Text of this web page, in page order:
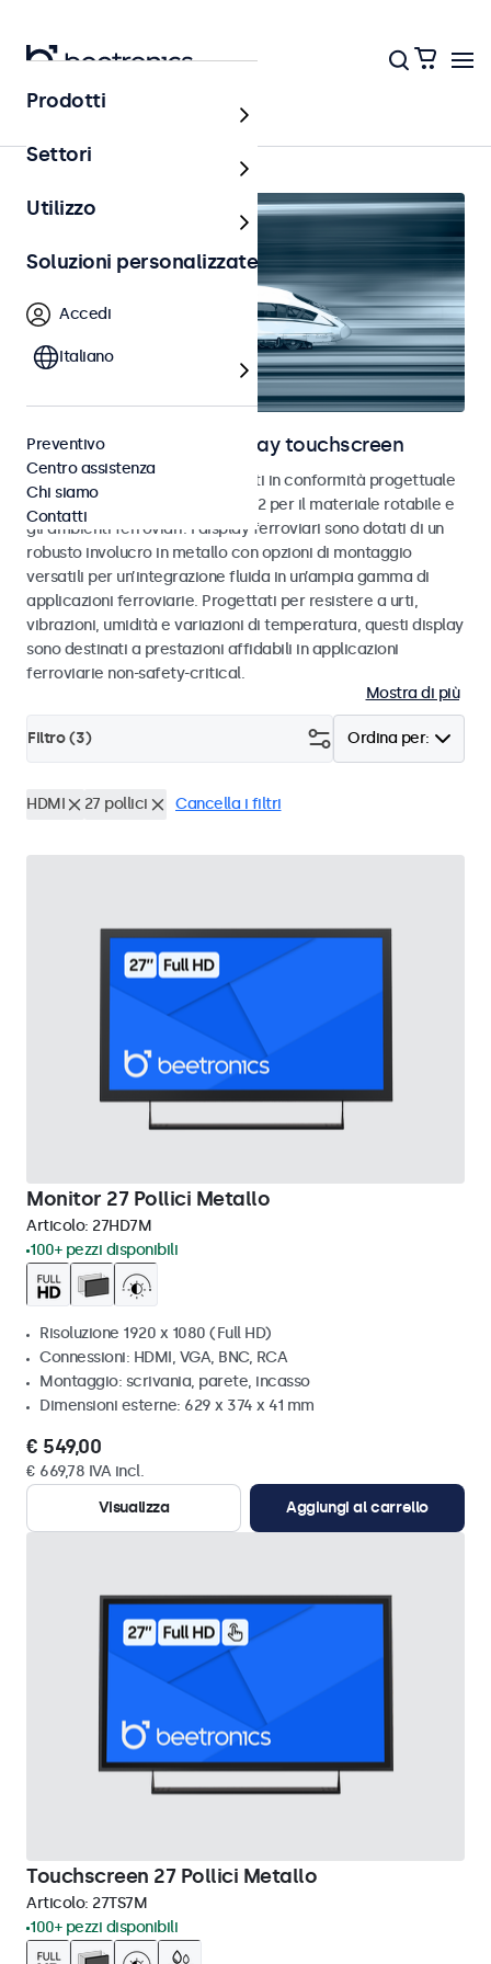
Home
Monitor ferroviari e display touchscreen
Monitor e touchscreen sviluppati in conformità progettuale
alle norme EN 50155 e EN 45545-2 per il materiale rotabile e
gli ambienti ferroviari. I display ferroviari sono dotati di un
robusto involucro in metallo con opzioni di montaggio
versatili per un’integrazione fluida in un’ampia gamma di
applicazioni ferroviarie. Progettati per resistere a urti,
vibrazioni, umidità e variazioni di temperatura, questi display
sono destinati a prestazioni affidabili in applicazioni
ferroviarie non-safety-critical.
Mostra di più
Ordina per:
Filtro (3)
HDMI 27 pollici Cancella i filtri
Monitor 27 Pollici Metallo
Articolo: 27HD7M
100+ pezzi disponibili
Risoluzione 1920 x 1080 (Full HD)
Connessioni: HDMI, VGA, BNC, RCA
Montaggio: scrivania, parete, incasso
Dimensioni esterne: 629 x 374 x 41 mm
€ 549,00
€ 669,78 IVA incl.
Visualizza
Aggiungi al carrello
Touchscreen 27 Pollici Metallo
Articolo: 27TS7M
100+ pezzi disponibili
Prodotti
Settori
Utilizzo
Soluzioni personalizzate
Accedi
Italiano
Preventivo
Centro assistenza
Chi siamo
Contatti